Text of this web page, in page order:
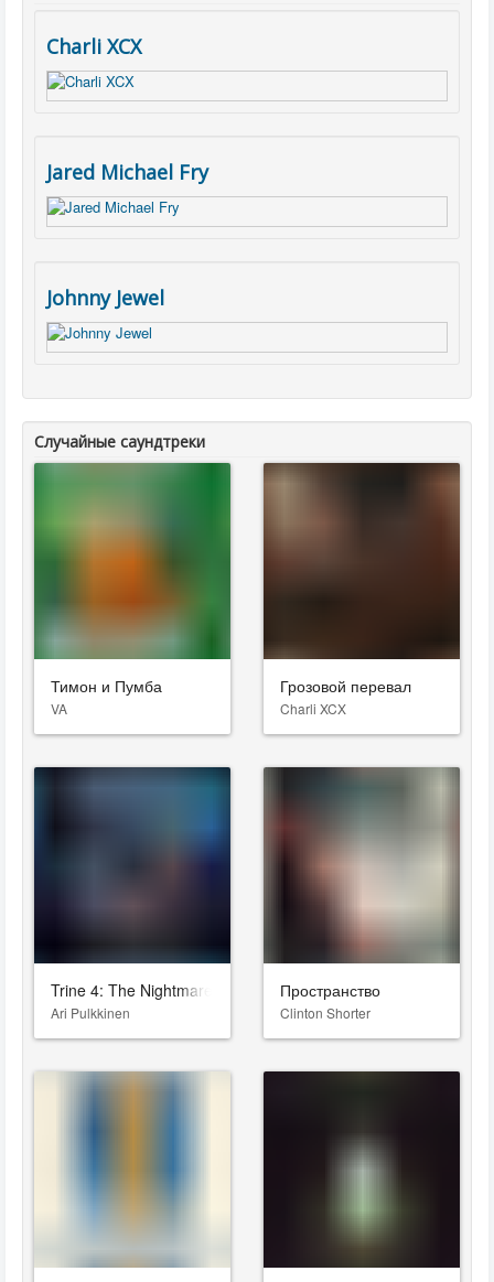
Charli XCX
Jared Michael Fry
Johnny Jewel
Случайные саундтреки
Тимон и Пумба
VA
Грозовой перевал
Charli XCX
Trine 4: The Nightmare Prince
Ari Pulkkinen
Пространство
Clinton Shorter